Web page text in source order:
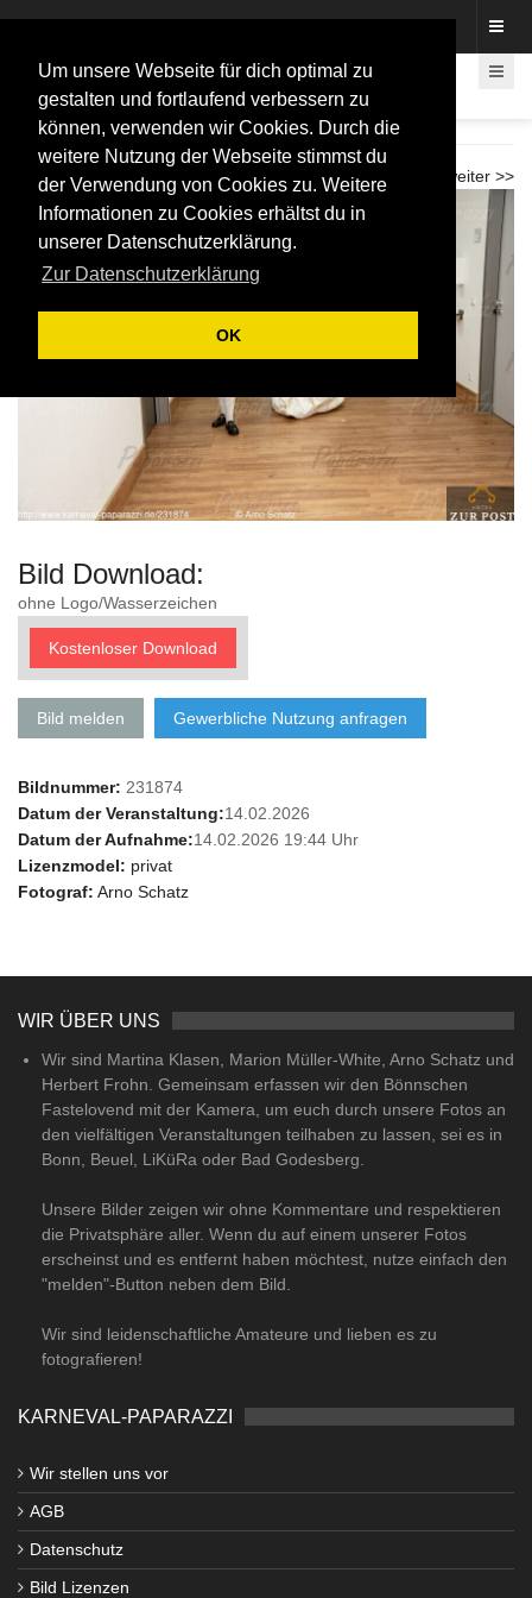
Um unsere Webseite für dich optimal zu
gestalten und fortlaufend verbessern zu
können, verwenden wir Cookies. Durch die
weitere Nutzung der Webseite stimmst du
der Verwendung von Cookies zu. Weitere
Informationen zu Cookies erhältst du in
unserer Datenschutzerklärung.
Zur Datenschutzerklärung
OK
Karnevalspiel Telekom Baskets 2026
weiter >>
<< zurück
Bild Download:
ohne Logo/Wasserzeichen
Kostenloser Download
Bild melden Gewerbliche Nutzung anfragen
Bildnummer: 231874
Datum der Veranstaltung:14.02.2026
Datum der Aufnahme:14.02.2026 19:44 Uhr
Lizenzmodel: privat
Fotograf: Arno Schatz
WIR ÜBER UNS
Wir sind Martina Klasen, Marion Müller-White, Arno Schatz und
Herbert Frohn. Gemeinsam erfassen wir den Bönnschen
Fastelovend mit der Kamera, um euch durch unsere Fotos an
den vielfältigen Veranstaltungen teilhaben zu lassen, sei es in
Bonn, Beuel, LiKüRa oder Bad Godesberg.
Unsere Bilder zeigen wir ohne Kommentare und respektieren
die Privatsphäre aller. Wenn du auf einem unserer Fotos
erscheinst und es entfernt haben möchtest, nutze einfach den
"melden"-Button neben dem Bild.
Wir sind leidenschaftliche Amateure und lieben es zu
fotografieren!
KARNEVAL-PAPARAZZI
Wir stellen uns vor
AGB
Datenschutz
Bild Lizenzen